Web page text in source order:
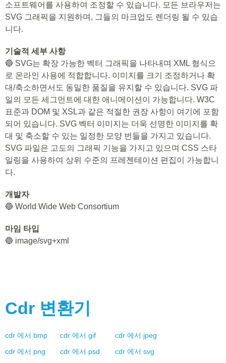
소프트웨어를 사용하여 조정할 수 있습니다. 모든 브라우저는
SVG 그래픽을 지원하며, 그들의 마크업도 렌더링 될 수 있습
니다.
기술적 세부 사항
🔵 SVG는 확장 가능한 벡터 그래픽을 나타내며 XML 형식으
로 온라인 사용에 적합합니다. 이미지를 크기 조정하거나 확
대/축소하면서도 동일한 품질을 유지할 수 있습니다. SVG 파
일의 모든 세그먼트에 대한 애니메이션이 가능합니다. W3C
표준과 DOM 및 XSL과 같은 적절한 권장 사항이 여기에 포함
되어 있습니다. SVG 벡터 이미지는 더욱 선명한 이미지를 확
대 및 축소할 수 있는 일정한 모양 번들을 가지고 있습니다.
SVG 파일은 고도의 그래픽 기능을 가지고 있으며 CSS 스타
일링을 사용하여 상위 수준의 프레젠테이션 편집이 가능합니
다.
개발자
🔵 World Wide Web Consortium
마임 타입
🔵 image/svg+xml
Cdr 변환기
cdr 에서 bmp cdr 에서 gif cdr 에서 jpeg
cdr 에서 png cdr 에서 psd cdr 에서 svg